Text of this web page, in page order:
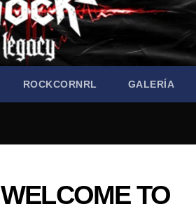
ROCKCORNRL GALERÍA
TO